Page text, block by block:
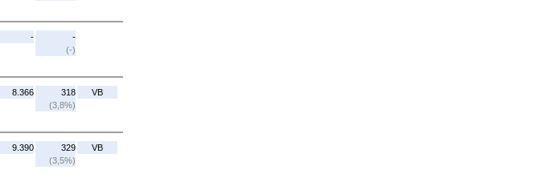
-
-
(-)
8.366
318
(3,8%)
VB
9.390
329
(3,5%)
VB